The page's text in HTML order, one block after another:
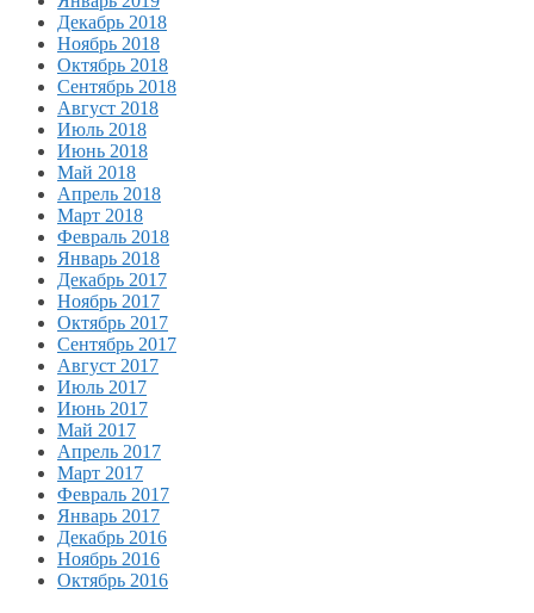
Декабрь 2018
Ноябрь 2018
Октябрь 2018
Сентябрь 2018
Август 2018
Июль 2018
Июнь 2018
Май 2018
Апрель 2018
Март 2018
Февраль 2018
Январь 2018
Декабрь 2017
Ноябрь 2017
Октябрь 2017
Сентябрь 2017
Август 2017
Июль 2017
Июнь 2017
Май 2017
Апрель 2017
Март 2017
Февраль 2017
Январь 2017
Декабрь 2016
Ноябрь 2016
Октябрь 2016